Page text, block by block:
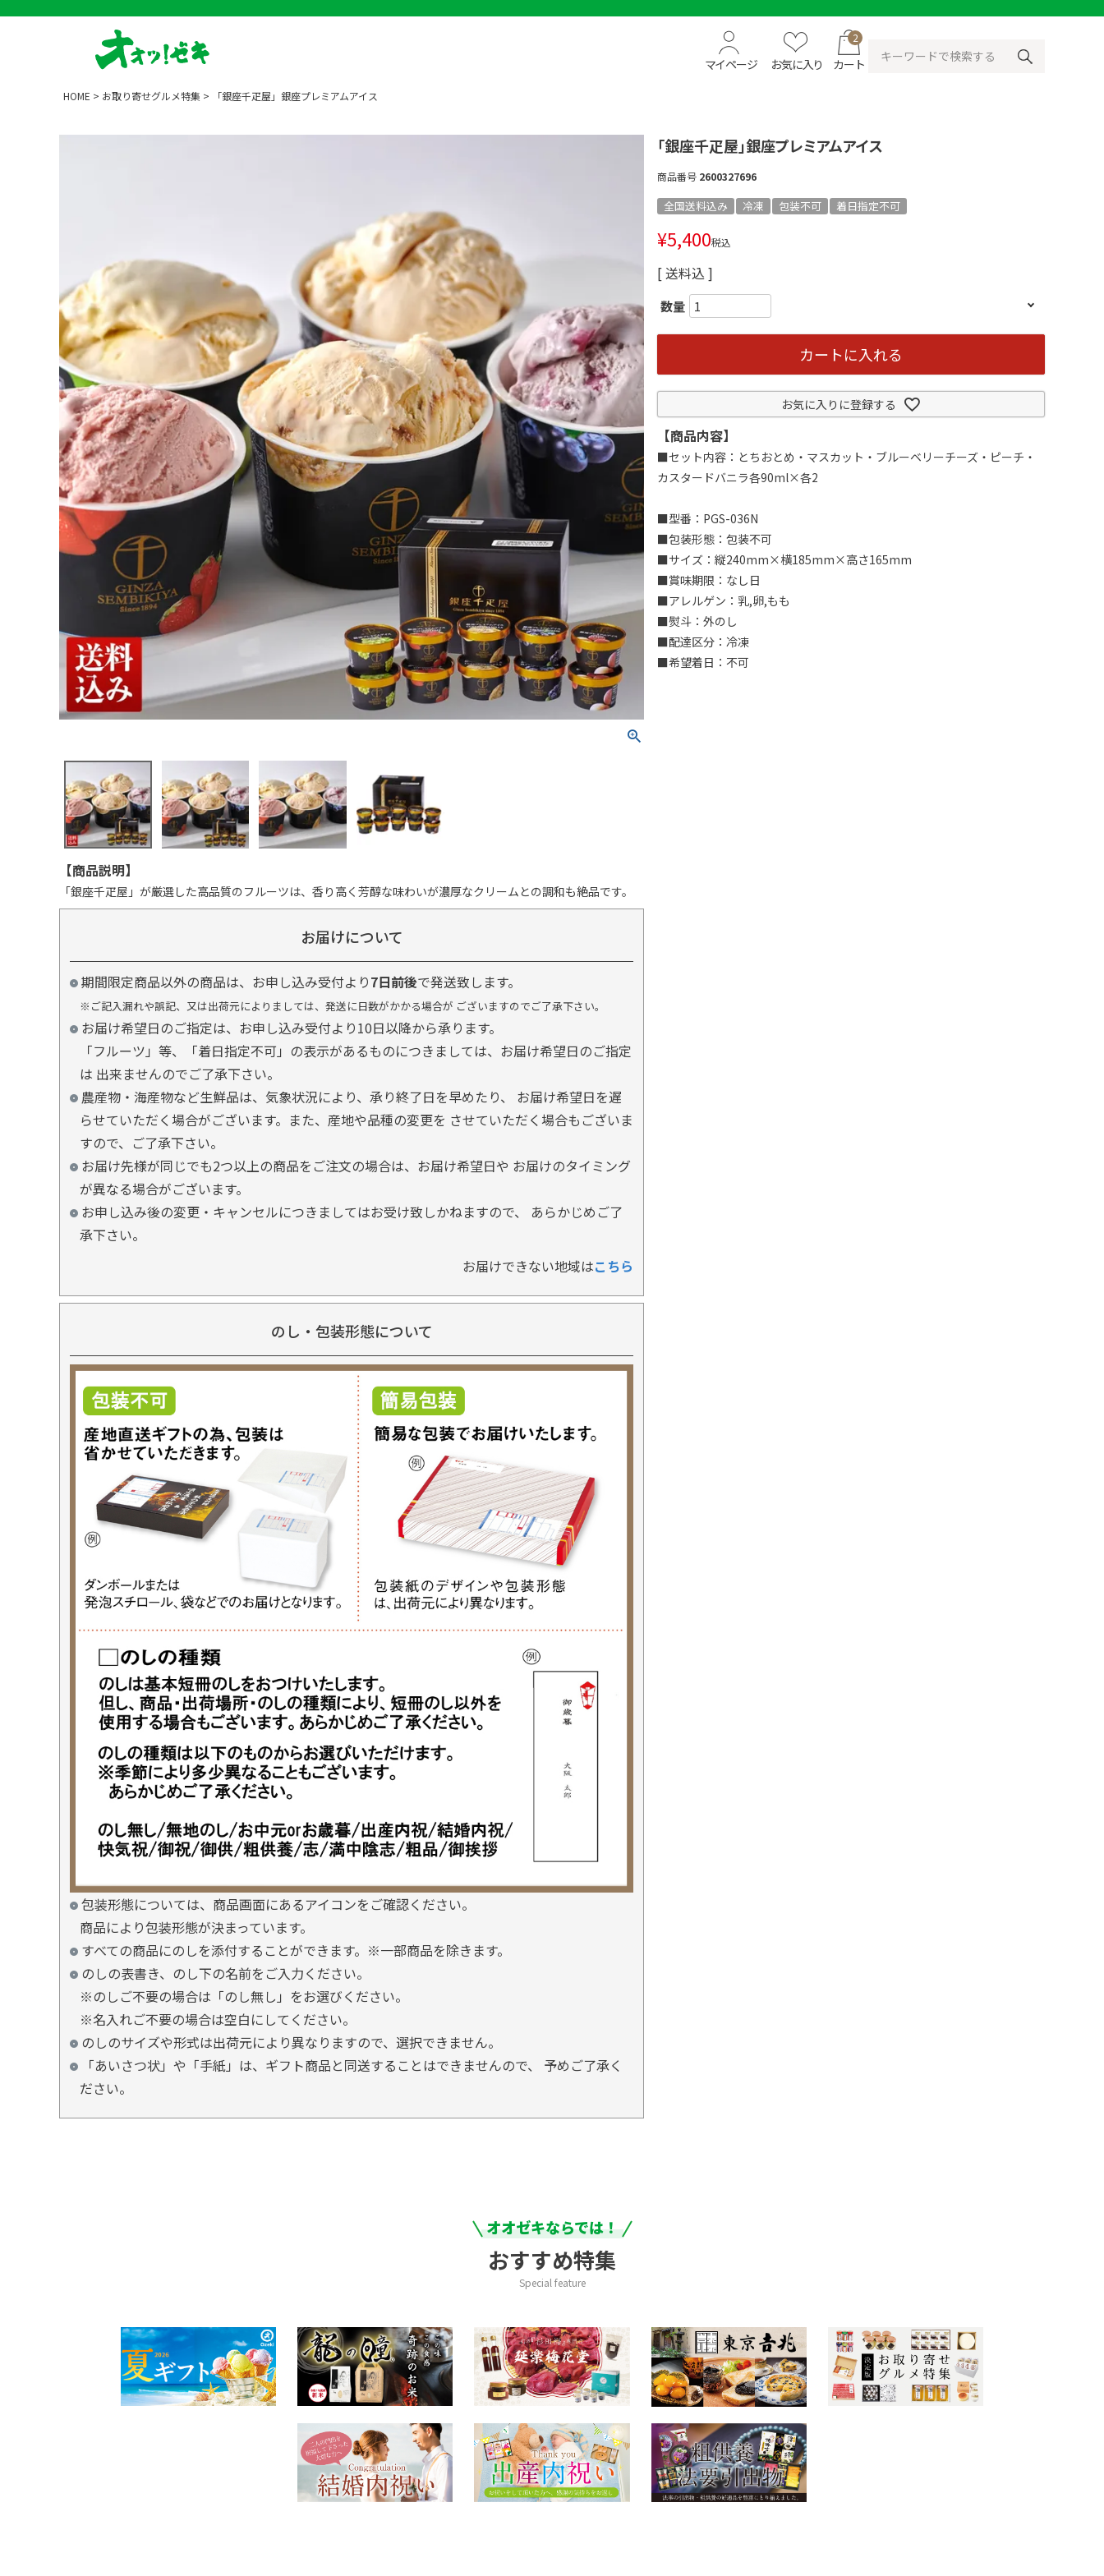
マイページ お気に入り
2
カート
HOME お取り寄せグルメ特集 「銀座千疋屋」銀座プレミアムアイス
【商品説明】
「銀座千疋屋」が厳選した高品質のフルーツは、香り高く芳醇な味わいが濃厚なクリームとの調和も絶品です。
お届けについて
期間限定商品以外の商品は、お申し込み受付より7日前後で発送致します。
※ご記入漏れや誤記、又は出荷元によりましては、発送に日数がかかる場合が ございますのでご了承下さい。
お届け希望日のご指定は、お申し込み受付より10日以降から承ります。
「フルーツ」等、「着日指定不可」の表示があるものにつきましては、お届け希望日のご指定
は 出来ませんのでご了承下さい。
農産物・海産物など生鮮品は、気象状況により、承り終了日を早めたり、 お届け希望日を遅
らせていただく場合がございます。また、産地や品種の変更を させていただく場合もございま
すので、ご了承下さい。
お届け先様が同じでも2つ以上の商品をご注文の場合は、お届け希望日や お届けのタイミング
が異なる場合がございます。
お申し込み後の変更・キャンセルにつきましてはお受け致しかねますので、 あらかじめご了
承下さい。
お届けできない地域はこちら
のし・包装形態について
包装形態については、商品画面にあるアイコンをご確認ください。
商品により包装形態が決まっています。
すべての商品にのしを添付することができます。※一部商品を除きます。
のしの表書き、のし下の名前をご入力ください。
※のしご不要の場合は「のし無し」をお選びください。
※名入れご不要の場合は空白にしてください。
のしのサイズや形式は出荷元により異なりますので、選択できません。
「あいさつ状」や「手紙」は、ギフト商品と同送することはできませんので、 予めご了承く
ださい。
「銀座千疋屋」銀座プレミアムアイス
商品番号 2600327696
全国送料込み 冷凍 包装不可 着日指定不可
¥5,400税込
送料込
カートに入れる
お気に入りに登録する
【商品内容】
■セット内容：とちおとめ・マスカット・ブルーベリーチーズ・ピーチ・
カスタードバニラ各90ml×各2
■型番：PGS-036N
■包装形態：包装不可
■サイズ：縦240mm×横185mm×高さ165mm
■賞味期限：なし日
■アレルゲン：乳,卵,もも
■熨斗：外のし
■配達区分：冷凍
■希望着日：不可
オオゼキならでは！
おすすめ特集
Special feature